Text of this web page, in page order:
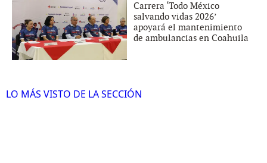
Carrera ‘Todo México
salvando vidas 2026’
apoyará el mantenimiento
de ambulancias en Coahuila
LO MÁS VISTO DE LA SECCIÓN